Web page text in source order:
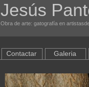
Jesús
Obra de arte: gatografía en
Contactar Galeria